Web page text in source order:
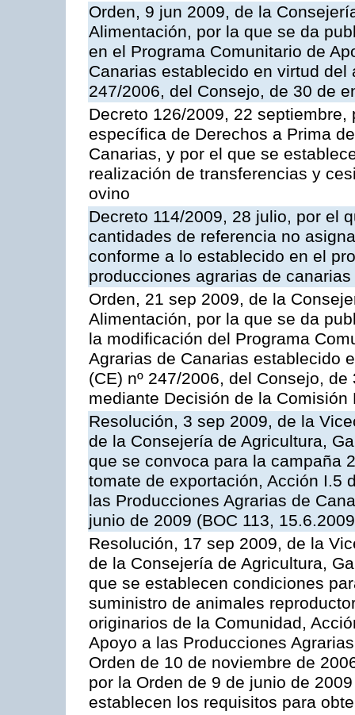
Orden, 9 jun 2009, de la
Alimentación, por la que se da
en el Programa Comunitario de
Canarias establecido en virtud
247/2006, del Consejo, de 30 de
Decreto 126/2009, 22
específica de Derechos a Prima
Canarias, y por el que se
realización de transferencias y
ovino
Decreto 114/2009, 28 julio, por el
cantidades de referencia no
conforme a lo establecido en el
producciones agrarias de canarias
Orden, 21 sep 2009, de la
Alimentación, por la que se da
la modificación del Programa
Agrarias de Canarias establecido
(CE) nº 247/2006, del Consejo,
mediante Decisión de la
Resolución, 3 sep 2009, de la
de la Consejería de Agricultura,
que se convoca para la campaña
tomate de exportación, Acción I.5
las Producciones Agrarias de
junio de 2009 (BOC 113,
Resolución, 17 sep 2009, de la
de la Consejería de Agricultura,
que se establecen condiciones
suministro de animales
originarios de la Comunidad,
Apoyo a las Producciones
Orden de 10 de noviembre de
por la Orden de 9 de junio de
establecen los requisitos para